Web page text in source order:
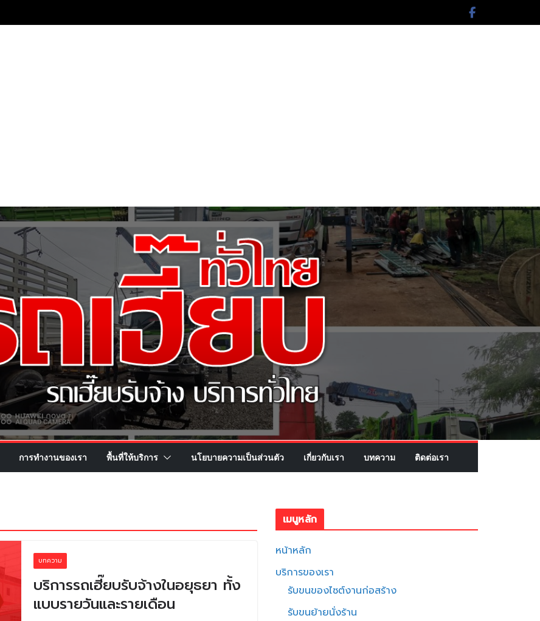
การทำงานของเรา พื้นที่ให้บริการ นโยบายความเป็นส่วนตัว เกี่ยวกับเรา บทความ ติดต่อเรา
บทความ
บริการรถเฮี๊ยบรับจ้างในอยุธยา ทั้ง
แบบรายวันและรายเดือน
เมนูหลัก
หน้าหลัก
บริการของเรา
รับขนของไซต์งานก่อสร้าง
รับขนย้ายนั่งร้าน